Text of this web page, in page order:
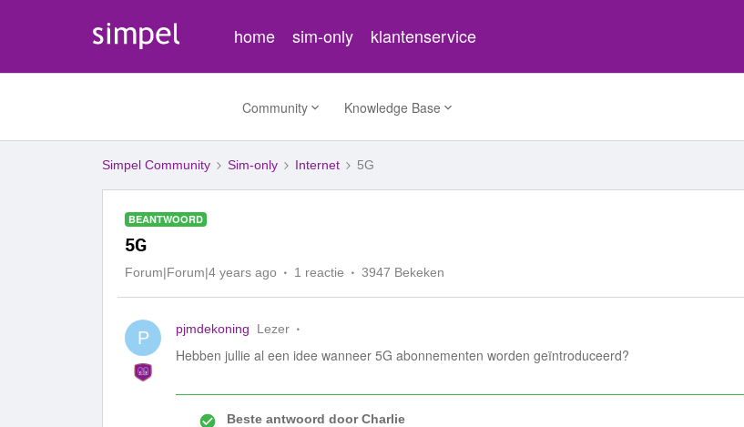
home sim-only klantenservice
Community Knowledge Base
Simpel Community Sim-only Internet 5G
BEANTWOORD
5G
Forum|Forum|4 years ago 1 reactie 3947 Bekeken
P pjmdekoning Lezer
Hebben jullie al een idee wanneer 5G abonnementen worden geïntroduceerd?
Beste antwoord doorCharlie